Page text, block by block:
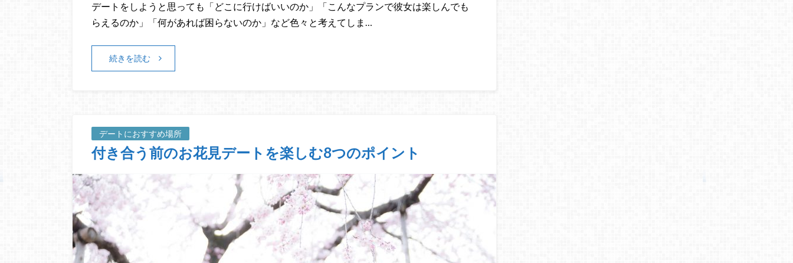
デートをしようと思っても「どこに行けばいいのか」「こんなプランで彼女は楽しんでも
らえるのか」「何があれば困らないのか」など色々と考えてしま…
続きを読む
デートにおすすめ場所
付き合う前のお花見デートを楽しむ8つのポイント